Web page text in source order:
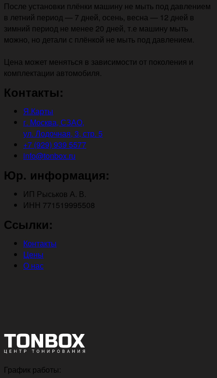
После установки плёнки машину не мыть под давлением
в летний период — 7 дней, осень, весна — 12 дней в
зимний период не менее 20 дней, т.е машину мыть
можно, но детали с плёнкой не мыть под давлением.
Цена может меняться в зависимости от поколения и
комплектации автомобиля.
Контакты:
Я.Карты
г. Москва, СЗАО,
ул. Лодочная, 3, стр. 5
+7 (929) 939 5577
info@tonbox.ru
Юр. информация:
ИП Рыськов А. В.
ИНН 771519995508
Ссылки:
Контакты
Цены
О нас
График работы: